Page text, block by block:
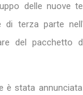
delle nuove
di terza parte
del pacchetto
è stata